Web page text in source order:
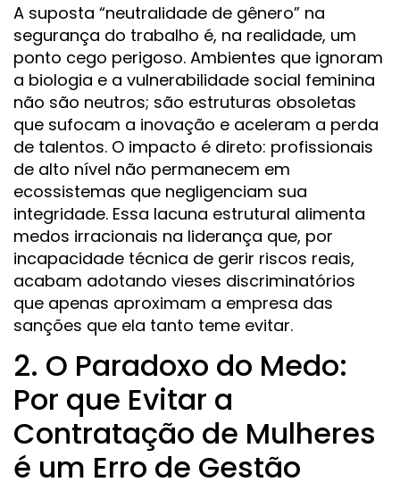
A suposta “neutralidade de gênero” na
segurança do trabalho é, na realidade, um
ponto cego perigoso. Ambientes que ignoram
a biologia e a vulnerabilidade social feminina
não são neutros; são estruturas obsoletas
que sufocam a inovação e aceleram a perda
de talentos. O impacto é direto: profissionais
de alto nível não permanecem em
ecossistemas que negligenciam sua
integridade. Essa lacuna estrutural alimenta
medos irracionais na liderança que, por
incapacidade técnica de gerir riscos reais,
acabam adotando vieses discriminatórios
que apenas aproximam a empresa das
sanções que ela tanto teme evitar.
2. O Paradoxo do Medo:
Por que Evitar a
Contratação de Mulheres
é um Erro de Gestão